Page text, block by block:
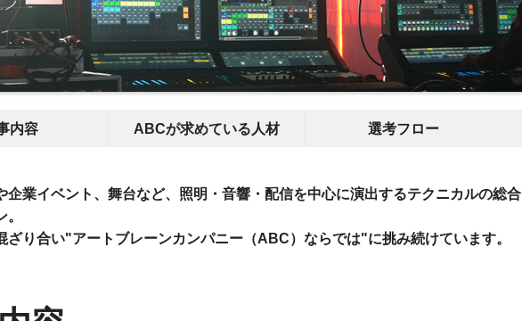
内容 ABCが求めている人材 選考フロー
企業イベント、舞台など、照明・音響・配信を中心に演出するテクニカルの総合
ざり合い"アートブレーンカンパニー（ABC）ならでは"に挑み続けています。